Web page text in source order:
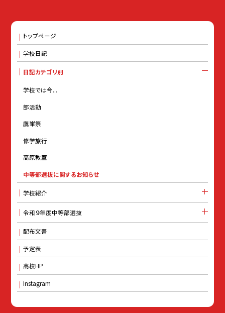
トップページ
学校日記
日記カテゴリ別
学校では今...
部活動
鷹峯祭
修学旅行
高原教室
中等部選抜に関するお知らせ
学校紹介
令和９年度中等部選抜
配布文書
予定表
高校HP
Instagram